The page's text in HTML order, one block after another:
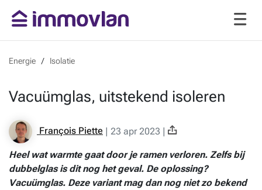
Energie Isolatie
Vacuümglas, uitstekend isoleren
François Piette | 23 apr 2023 |
Heel wat warmte gaat door je ramen verloren. Zelfs bij
dubbelglas is dit nog het geval. De oplossing?
Vacuümglas. Deze variant mag dan nog niet zo bekend